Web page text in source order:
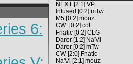
6:
NEXT [2:1] VP
Infused [0:2] mTw
M5 [0:2] mouz
CW [0:2] coL
Fnatic [0:2] CLG
Darer [1:2] Na'Vi
Darer [0:2] mTw
CW [2:0] Fnatic
Na'Vi [2:1] mouz